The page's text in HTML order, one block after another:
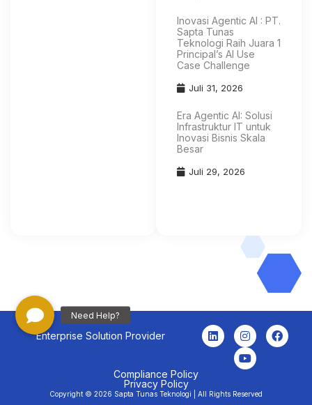
Inovasi Agentic AI : PT.
Sapta Tunas
Teknologi Raih Juara 1
Principal’s AI Use
Case Challenge
Juli 31, 2026
Era Agentic AI: Solusi
Infrastruktur IT untuk
Inovasi Bisnis Skala
Besar
Juli 29, 2026
Copyright © 2026 Sapta Tunas Teknologi | All Rights Reserved
Privacy Policy
Compliance Policy
Enterprise Solution Provider
L
i
i
I
n
s
t
r
F
a
Y
o
u
t
e